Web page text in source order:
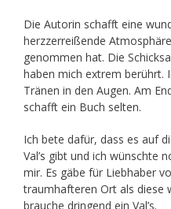
Die Autorin schafft eine
herzzerreißende
genommen hat. Die
haben mich extrem berührt.
Tränen in den Augen. Am
schafft ein Buch selten.
Ich bete dafür, dass es auf
Val’s gibt und ich wünschte
mir. Es gäbe für Liebhaber
traumhafteren Ort als diese
brauche dringend ein Val’s.